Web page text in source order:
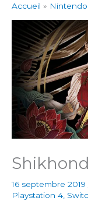
Accueil Nintendo
16 septembre 2019
Playstation 4